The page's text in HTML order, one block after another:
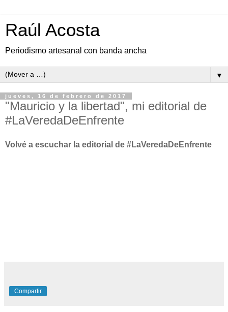
Raúl Acosta
Periodismo artesanal con banda ancha
▼
jueves, 16 de febrero de 2017
"Mauricio y la libertad", mi editorial de
#LaVeredaDeEnfrente
Volvé a escuchar la editorial de #LaVeredaDeEnfrente
Compartir